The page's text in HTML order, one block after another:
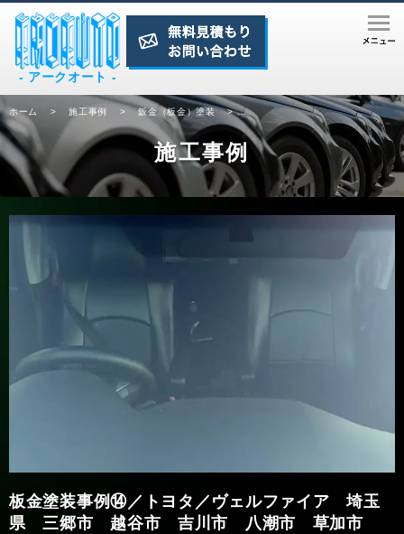
- アークオート -
ホーム > 施工事例 > 鈑金（板金）塗装 > 板金塗装事例⑭／トヨタ／ヴェ
施工事例
板金塗装事例⑭／トヨタ／ヴェルファイア 埼玉
県 三郷市 越谷市 吉川市 八潮市 草加市